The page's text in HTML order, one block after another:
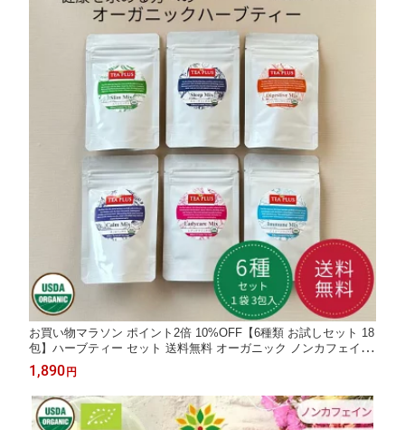
お買い物マラソン ポイント2倍 10%OFF【6種類 お試しセット 18
包】ハーブティー セット 送料無料 オーガニック ノンカフェイン
健康 ティーバッグ おしゃれ ハーブティーセット ヨガ ギフト プ
レゼント 免疫 カモミール ペパーミント モリンガ ルイボス茶 生
姜 ターメリック
1,890円